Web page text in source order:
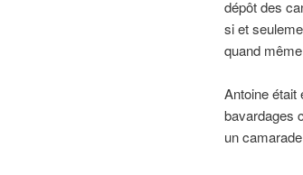
dépôt des
si et
quand
Antoine était
bavardages
un